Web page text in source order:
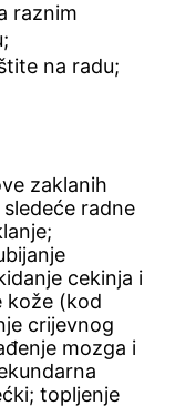
raznim
na radu;
zaklanih
radne
cekinja i
kože (kod
crijevnog
mozga i
topljenje